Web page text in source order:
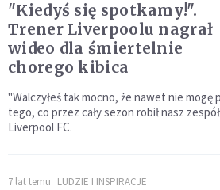
"Kiedyś się spotkamy!".
Trener Liverpoolu nagrał
wideo dla śmiertelnie
chorego kibica
"Walczyłeś tak mocno, że nawet nie mogę
tego, co przez cały sezon robił nasz
Liverpool FC.
7 lat temu LUDZIE I INSPIRACJE